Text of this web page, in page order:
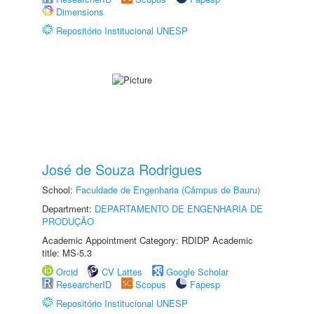
Dimensions
Repositório Institucional UNESP
José de Souza Rodrigues
School: Faculdade de Engenharia (Câmpus de Bauru)
Department: DEPARTAMENTO DE ENGENHARIA DE
PRODUÇÃO
Academic Appointment Category: RDIDP Academic
title: MS-5.3
Orcid
CV Lattes
Google Scholar
ResearcherID
Scopus
Fapesp
Repositório Institucional UNESP